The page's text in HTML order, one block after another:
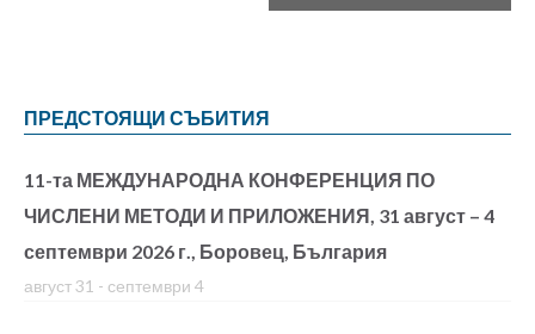
ПРЕДСТОЯЩИ СЪБИТИЯ
11-та МЕЖДУНАРОДНА КОНФЕРЕНЦИЯ ПО
ЧИСЛЕНИ МЕТОДИ И ПРИЛОЖЕНИЯ, 31 август – 4
септември 2026 г., Боровец, България
август 31 - септември 4